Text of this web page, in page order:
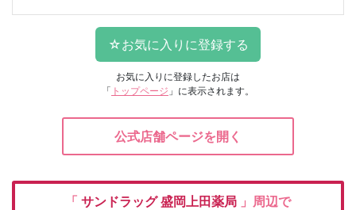
お気に入りに登録したお店は
「 トップページ 」に表示されます。
公式店舗ページを開く
「 サンドラッグ盛岡上田薬局 」周辺で